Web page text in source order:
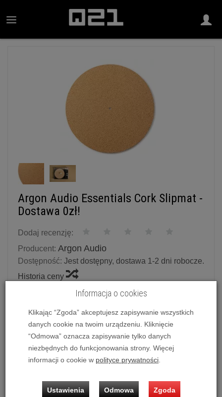
Argon Audio Essentials Cork Slipmat -
Dostawa 0zł!
Dodaj recenzję:
Producent: Argon Audio
Dostępność: Jest dostępny, dostawa 1-2 dni robocze.
Historia ceny
99,00 zł/ szt.
dodaj do koszyka
Informacja o cookies
Klikając “Zgoda” akceptujesz zapisywanie wszystkich
danych cookie na twoim urządzeniu. Kliknięcie
“Odmowa” oznacza zapisywanie tylko danych
niezbędnych do funkcjonowania strony. Więcej
informacji o cookie w polityce prywatności
Ustawienia Odmowa Zgoda